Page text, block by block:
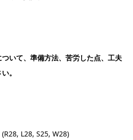
いて、準備方法、苦労した点、工夫
。
L28, S25, W28)